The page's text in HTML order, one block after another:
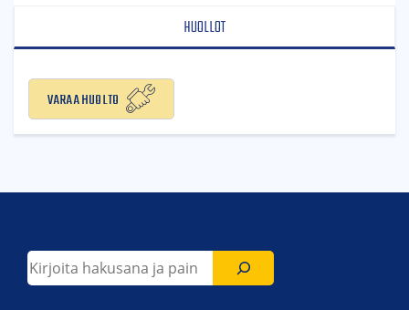
HUOLLOT
Varaa huolto
Etsi